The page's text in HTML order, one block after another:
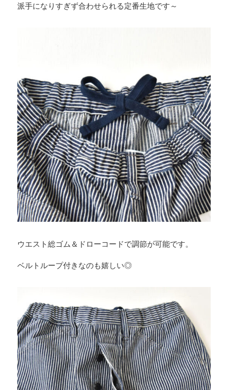
派手になりすぎず合わせられる定番生地です～
ウエスト総ゴム＆ドローコードで調節が可能です。
ベルトループ付きなのも嬉しい◎